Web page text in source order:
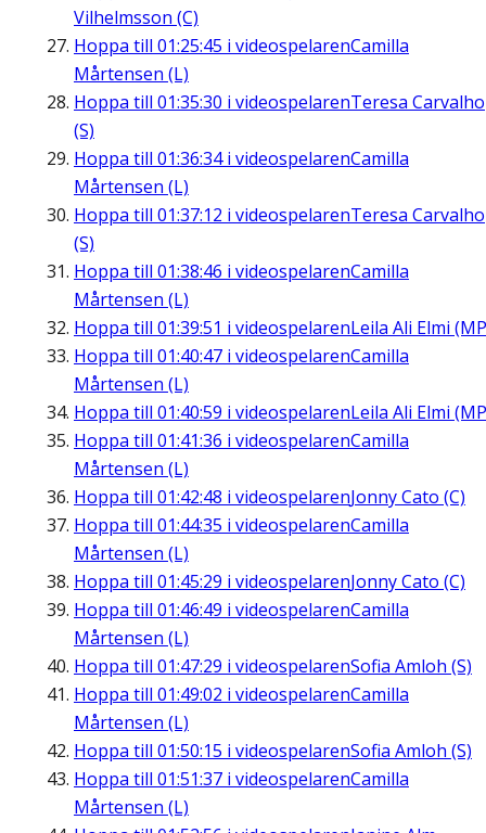
Vilhelmsson (C)
Hoppa till 01:25:45 i videospelarenCamilla
Mårtensen (L)
Hoppa till 01:35:30 i videospelarenTeresa Carvalho
(S)
Hoppa till 01:36:34i videospelarenCamilla
Mårtensen (L)
Hoppa till 01:37:12 i videospelarenTeresa Carvalho
(S)
Hoppa till 01:38:46 i videospelarenCamilla
Mårtensen (L)
Hoppa till 01:39:51 i videospelarenLeila Ali Elmi
Hoppa till 01:40:47 i videospelarenCamilla
Mårtensen (L)
Hoppa till 01:40:59 i videospelarenLeila Ali Elmi
Hoppa till 01:41:36 i videospelarenCamilla
Mårtensen (L)
Hoppa till 01:42:48 i videospelarenJonny Cato (C)
Hoppa till 01:44:35 i videospelarenCamilla
Mårtensen (L)
Hoppa till 01:45:29 i videospelarenJonny Cato (C)
Hoppa till 01:46:49 i videospelarenCamilla
Mårtensen (L)
Hoppa till 01:47:29 i videospelarenSofia Amloh (S)
Hoppa till 01:49:02 i videospelarenCamilla
Mårtensen (L)
Hoppa till 01:50:15 i videospelarenSofia Amloh (S)
Hoppa till 01:51:37 i videospelarenCamilla
Mårtensen (L)